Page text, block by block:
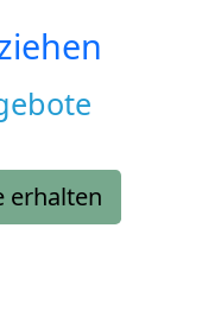
erhalten